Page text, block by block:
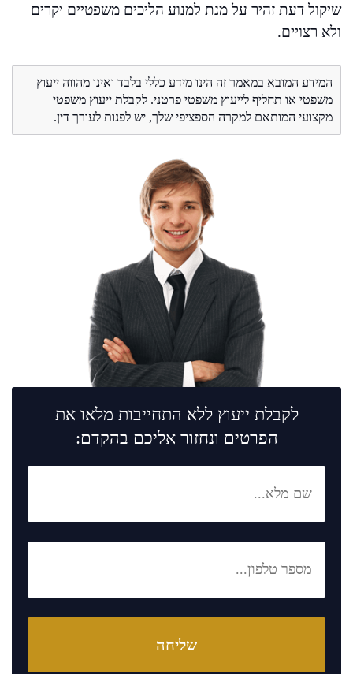
שיקול דעת זהיר על מנת למנוע הליכים משפטיים יקרים
ולא רצויים.
המידע המובא במאמר זה הינו מידע כללי בלבד ואינו מהווה ייעוץ
משפטי או תחליף לייעוץ משפטי פרטני. לקבלת ייעוץ משפטי
מקצועי המותאם למקרה הספציפי שלך, יש לפנות לעורך דין.
לקבלת ייעוץ ללא התחייבות מלאו את
הפרטים ונחזור אליכם בהקדם: